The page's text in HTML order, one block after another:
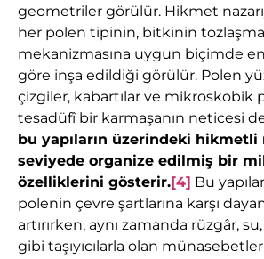
geometriler görülür. Hikmet
her polen tipinin, bitkinin tozlaşma
mekanizmasına uygun biçimde
göre inşa edildiği görülür. Polen
çizgiler, kabartılar ve mikroskobik
tesadüfî bir karmaşanın neticesi
bu yapıların üzerindeki hikmetli
seviyede organize edilmiş bir
özelliklerini gösterir.[4] Bu
polenin çevre şartlarına karşı
artırırken, aynı zamanda rüzgâr,
gibi taşıyıcılarla olan